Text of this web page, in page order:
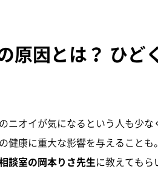
原因とは？ ひど
ニオイが気になるという人も少な
健康に重大な影響を与えることも
談室の岡本りさ先生に教えてもら